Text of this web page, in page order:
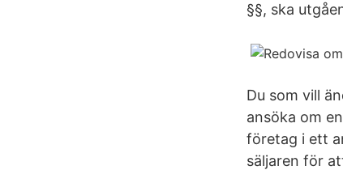
§§, ska
Du som vill
ansöka om
företag i ett
säljaren för